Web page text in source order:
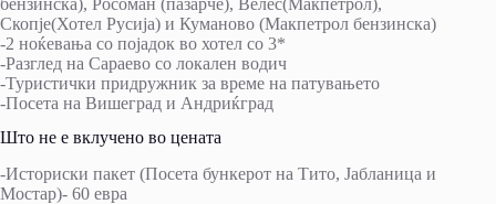
бензинска), Росоман (пазарче), Велес(Макпетрол),
Скопје(Хотел Русија) и Куманово (Макпетрол бензинска)
-2 ноќевања со појадок во хотел со 3*
-Разглед на Сараево со локален водич
-Туристички придружник за време на патувањето
-Посета на Вишеград и Андриќград
Што не е вклучено во цената
-Историски пакет (Посета бункерот на Тито, Јабланица и
Мостар)- 60 евра